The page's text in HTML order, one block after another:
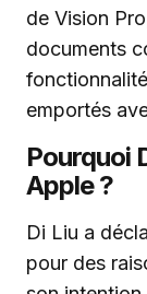
de Vision
documents
emportés
Pourquoi
Apple ?
Di Liu a
pour des